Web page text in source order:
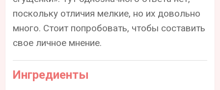
поскольку отличия мелкие, но их довольно
много. Стоит попробовать, чтобы составить
свое личное мнение.
Ингредиенты